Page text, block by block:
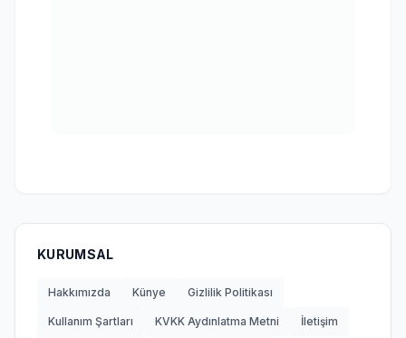
KURUMSAL
Hakkımızda Künye Gizlilik Politikası
Kullanım Şartları KVKK Aydınlatma Metni İletişim